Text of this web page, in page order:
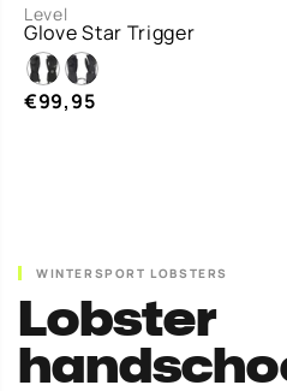
MAA
T
XXXL
Level
Glove Star Trigger
€99,95
WINTERSPORT LOBSTERS
Lobster